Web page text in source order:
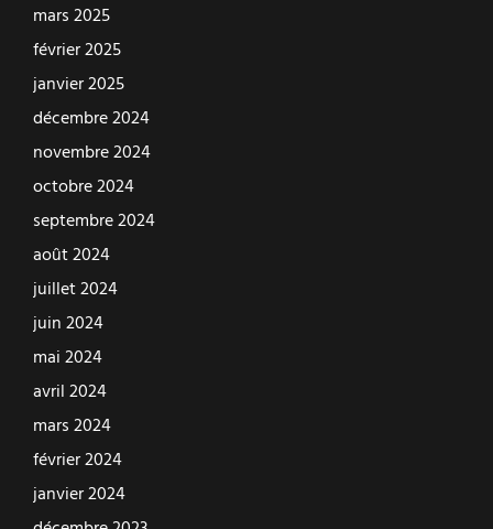
mars 2025
février 2025
janvier 2025
décembre 2024
novembre 2024
octobre 2024
septembre 2024
août 2024
juillet 2024
juin 2024
mai 2024
avril 2024
mars 2024
février 2024
janvier 2024